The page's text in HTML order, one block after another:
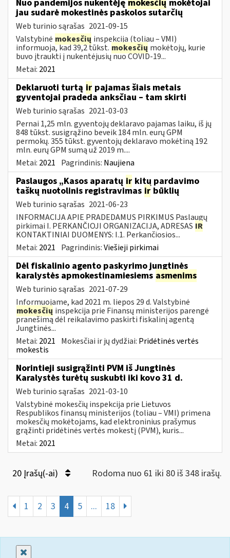
Nuo pandemijos nukentėję mokesčių mokėtojai
jau sudarė mokestinės paskolos sutarčių
Web turinio sąrašas 2021-09-15
Valstybinė mokesčių inspekcija (toliau – VMI)
informuoja, kad 39,2 tūkst. mokesčių mokėtojų, kurie
buvo įtraukti į nukentėjusių nuo COVID-19...
Metai: 2021
Deklaruoti turtą ir pajamas šiais metais
gyventojai pradeda anksčiau – tam skirti
Web turinio sąrašas 2021-03-03
Pernai 1,25 mln. gyventojų deklaravo pajamas laiku, iš jų
848 tūkst. susigrąžino beveik 184 mln. eurų GPM
permokų. 355 tūkst. gyventojų deklaravo mokėtiną 192
mln. eurų GPM sumą už 2019 m....
Metai: 2021 Pagrindinis: Naujiena
Paslaugos „Kasos aparatų ir kitų pardavimo
taškų nuotolinis registravimas ir būklių
Web turinio sąrašas 2021-06-23
INFORMACIJA APIE PRADEDAMUS PIRKIMUS Paslaugų
pirkimai I. PERKANČIOJI ORGANIZACIJA, ADRESAS IR
KONTAKTINIAI DUOMENYS: I.1. Perkančiosios...
Metai: 2021 Pagrindinis:Viešieji pirkimai
Dėl fiskalinio agento paskyrimo jungtinės
karalystės apmokestinamiesiems asmenims
Web turinio sąrašas 2021-07-29
Informuojame, kad 2021 m. liepos 29 d. Valstybinė
mokesčių inspekcija prie Finansų ministerijos parengė
pranešimą dėl reikalavimo paskirti fiskalinį agentą
Jungtinės...
Metai: 2021 Mokesčiai ir jų dydžiai: Pridėtinės vertės
mokestis
Norintieji susigrąžinti PVM iš Jungtinės
Karalystės turėtų suskubti iki kovo 31 d.
Web turinio sąrašas 2021-03-10
Valstybinė mokesčių inspekcija prie Lietuvos
Respublikos finansų ministerijos (toliau – VMI) primena
mokesčių mokėtojams, kad elektroninius prašymus
grąžinti pridėtinės vertės mokestį (PVM), kuris...
Metai: 2021
20 Įrašų(-ai) Rodoma nuo 61 iki 80 iš 348 irašų.
1 2 3 4 5 ... 18